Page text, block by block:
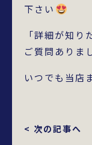
下さい
「詳細が知り
ご質問ありま
いつでも当店
< 次の記事へ